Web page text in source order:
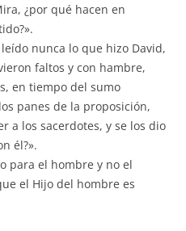
¿por qué hacen en
nunca lo que hizo David,
faltos y con hambre,
en tiempo del sumo
panes de la proposición,
a los sacerdotes, y se los dio
él?».
para el hombre y no el
el Hijo del hombre es